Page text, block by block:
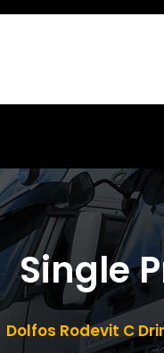
Single
Dolfos Rodevit C